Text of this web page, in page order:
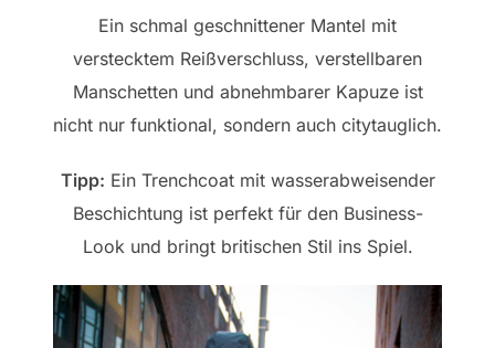
Ein schmal geschnittener Mantel mit
verstecktem Reißverschluss, verstellbaren
Manschetten und abnehmbarer Kapuze ist
nicht nur funktional, sondern auch citytauglich.
Tipp: Ein Trenchcoat mit wasserabweisender
Beschichtung ist perfekt für den Business-
Look und bringt britischen Stil ins Spiel.